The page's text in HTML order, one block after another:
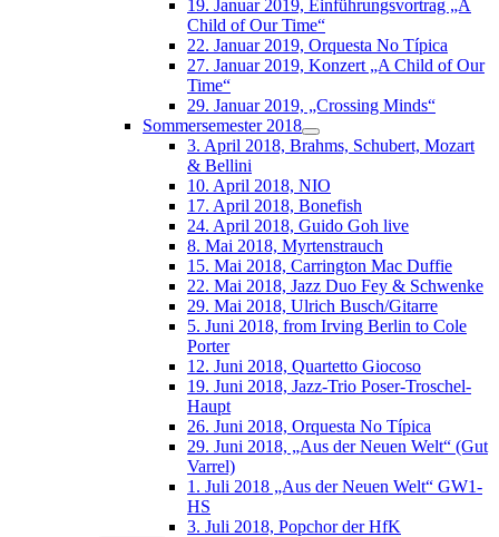
19. Januar 2019, Einführungsvortrag „A
Child of Our Time“
22. Januar 2019, Orquesta No Típica
27. Januar 2019, Konzert „A Child of Our
Time“
29. Januar 2019, „Crossing Minds“
Sommersemester 2018
3. April 2018, Brahms, Schubert, Mozart
& Bellini
10. April 2018, NIO
17. April 2018, Bonefish
24. April 2018, Guido Goh live
8. Mai 2018, Myrtenstrauch
15. Mai 2018, Carrington Mac Duffie
22. Mai 2018, Jazz Duo Fey & Schwenke
29. Mai 2018, Ulrich Busch/Gitarre
5. Juni 2018, from Irving Berlin to Cole
Porter
12. Juni 2018, Quartetto Giocoso
19. Juni 2018, Jazz-Trio Poser-Troschel-
Haupt
26. Juni 2018, Orquesta No Típica
29. Juni 2018, „Aus der Neuen Welt“ (Gut
Varrel)
1. Juli 2018 „Aus der Neuen Welt“ GW1-
HS
3. Juli 2018, Popchor der HfK